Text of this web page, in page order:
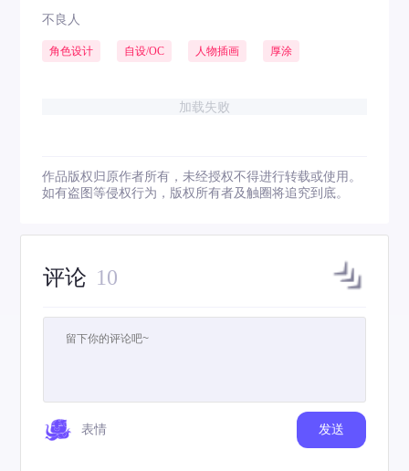
不良人
角色设计 自设/OC 人物插画 厚涂
加载失败
作品版权归原作者所有，未经授权不得进行转载或使用。
如有盗图等侵权行为，版权所有者及触圈将追究到底。
评论 10
表情 发送